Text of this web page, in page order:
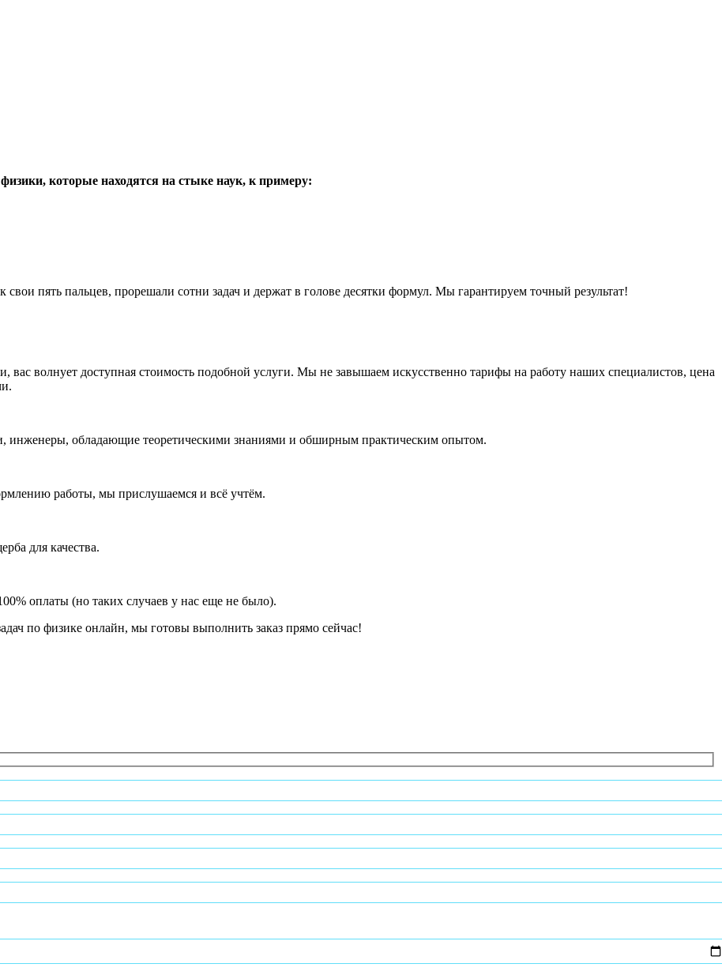
которые находятся на стыке наук, к примеру:
пять пальцев, прорешали сотни задач и держат в голове десятки формул. Мы гарантируем точный результат!
волнует доступная стоимость подобной услуги. Мы не завышаем искусственно тарифы на работу наших специалистов, цена
инженеры, обладающие теоретическими знаниями и обширным практическим опытом.
работы, мы прислушаемся и всё учтём.
для качества.
оплаты (но таких случаев у нас еще не было).
по физике онлайн, мы готовы выполнить заказ прямо сейчас!